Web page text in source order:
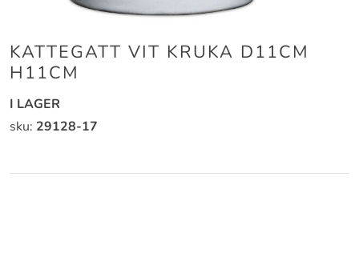
KATTEGATT VIT KRUKA D11CM
H11CM
I LAGER
sku: 29128-17
Hoppa
till
början
av
bildgalleriet